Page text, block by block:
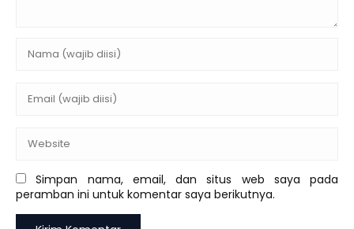
Simpan nama, email, dan situs web saya pada
peramban ini untuk komentar saya berikutnya.